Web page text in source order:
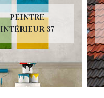
PEINTRE
INTÉRIEUR 37